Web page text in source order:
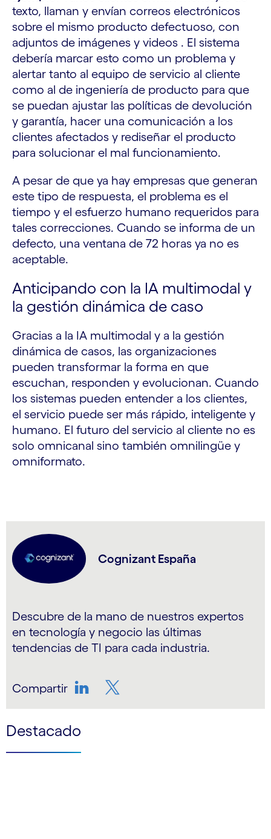
texto, llaman y envían correos electrónicos
sobre el mismo producto defectuoso, con
adjuntos de imágenes y videos . El sistema
debería marcar esto como un problema y
alertar tanto al equipo de servicio al cliente
como al de ingeniería de producto para que
se puedan ajustar las políticas de devolución
y garantía, hacer una comunicación a los
clientes afectados y rediseñar el producto
para solucionar el mal funcionamiento.
A pesar de que ya hay empresas que generan
este tipo de respuesta, el problema es el
tiempo y el esfuerzo humano requeridos para
tales correcciones. Cuando se informa de un
defecto, una ventana de 72 horas ya no es
aceptable.
Anticipando con la IA multimodal y
la gestión dinámica de caso
Gracias a la IA multimodal y a la gestión
dinámica de casos, las organizaciones
pueden transformar la forma en que
escuchan, responden y evolucionan. Cuando
los sistemas pueden entender a los clientes,
el servicio puede ser más rápido, inteligente y
humano. El futuro del servicio al cliente no es
solo omnicanal sino también omnilingüe y
omniformato.
Cognizant España
Descubre de la mano de nuestros expertos
en tecnología y negocio las últimas
tendencias de TI para cada industria.
Compartir
Destacado